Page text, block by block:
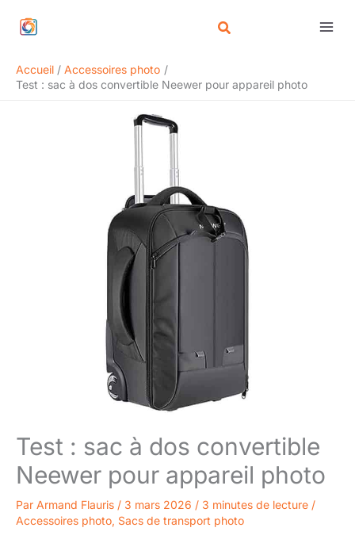
Accueil
Accessoires photo
Test : sac à dos convertible Neewer pour appareil photo
Test : sac à dos convertible
Neewer pour appareil photo
Par Armand Flauris / 3 mars 2026 / 3 minutes de lecture /
Accessoires photo, Sacs de transport photo